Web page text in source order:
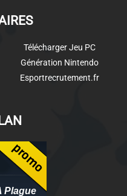
Télécharger Jeu PC
Génération Nintendo
Esportrecrutement.fr